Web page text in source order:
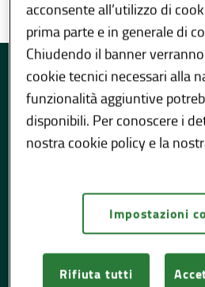
Schede
acconsente all’utilizzo di
prima parte e in generale di
Chiudendo il banner
cookie tecnici necessari alla
funzionalità aggiuntive
disponibili. Per conoscere i
nostra cookie policy e la
Impostazioni
Rifiuta tutti